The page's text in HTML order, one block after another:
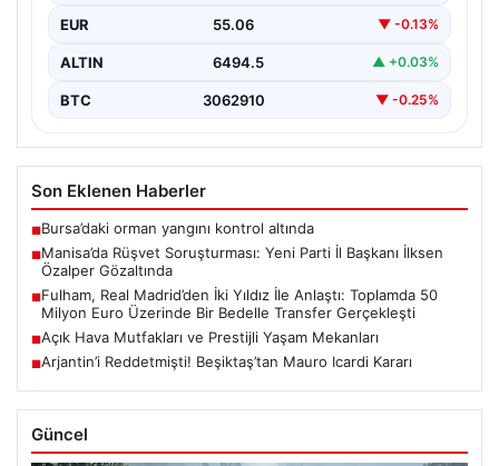
gözaltına…
EUR 55.06 ▼ -0.13%
ALTIN 6494.5 ▲ +0.03%
BTC 3062910 ▼ -0.25%
Son Eklenen Haberler
■Bursa’daki orman yangını kontrol altında
■Manisa’da Rüşvet Soruşturması: Yeni Parti İl Başkanı İlksen
Özalper Gözaltında
■Fulham, Real Madrid’den İki Yıldız İle Anlaştı: Toplamda 50
Milyon Euro Üzerinde Bir Bedelle Transfer Gerçekleşti
■Açık Hava Mutfakları ve Prestijli Yaşam Mekanları
■Arjantin’i Reddetmişti! Beşiktaş’tan Mauro Icardi Kararı
Güncel